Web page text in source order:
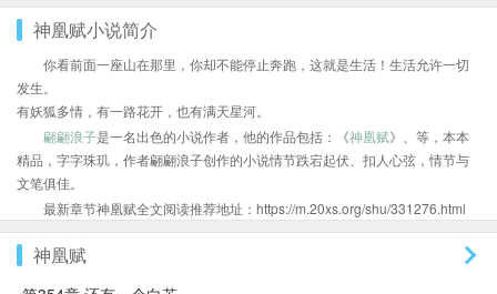
神凰赋小说简介
你看前面一座山在那里，你却不能停止奔跑，这就是生活！生活允许一切
发生。
有妖狐多情，有一路花开，也有满天星河。
翩翩浪子是一名出色的小说作者，他的作品包括：《神凰赋》、等，本本
精品，字字珠玑，作者翩翩浪子创作的小说情节跌宕起伏、扣人心弦，情节与
文笔俱佳。
最新章节神凰赋全文阅读推荐地址：https://m.20xs.org/shu/331276.html
神凰赋